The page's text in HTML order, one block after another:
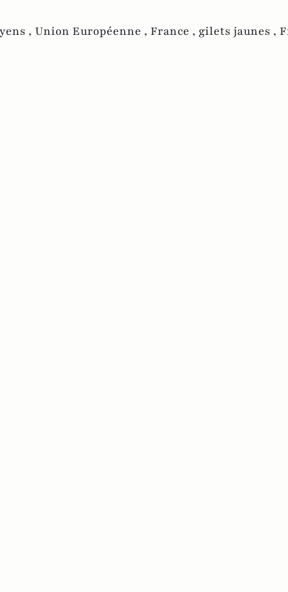
, Union Européenne , France , gilets jaunes ,